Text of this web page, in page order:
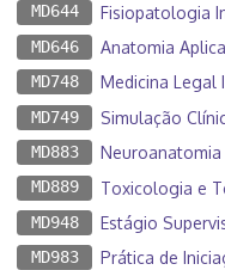
MD644 Fisiopatologia
MD646 Anatomia
MD748 Medicina Legal I
MD749 Simulação
MD883 Neuroanatomia
MD889 Toxicologia e
MD948 Estágio
MD983 Prática de